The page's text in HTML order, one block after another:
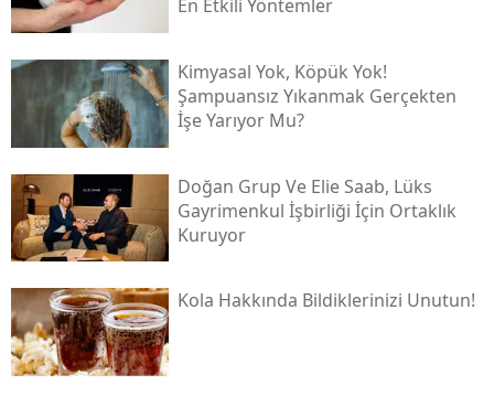
En Etkili Yöntemler
Kimyasal Yok, Köpük Yok!
Şampuansız Yıkanmak Gerçekten
İşe Yarıyor Mu?
Doğan Grup Ve Elie Saab, Lüks
Gayrimenkul İşbirliği İçin Ortaklık
Kuruyor
Kola Hakkında Bildiklerinizi Unutun!